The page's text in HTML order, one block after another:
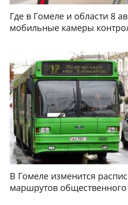
Где в Гомеле и области 8
мобильные камеры
В Гомеле изменится
маршрутов общественного